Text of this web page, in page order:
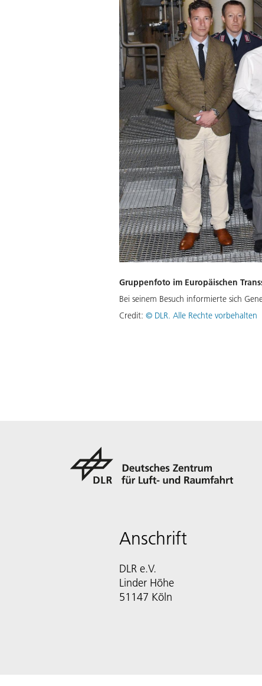
Gruppenfoto im Europäischen
Bei seinem Besuch informierte sich
Credit: © DLR. Alle Rechte vorbehalten
Anschrift
DLR e.V.
Linder Höhe
51147 Köln